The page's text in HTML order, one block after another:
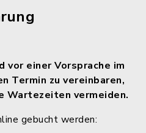
einer Vorsprache im
Termin zu vereinbaren,
Wartezeiten vermeiden.
gebucht werden: